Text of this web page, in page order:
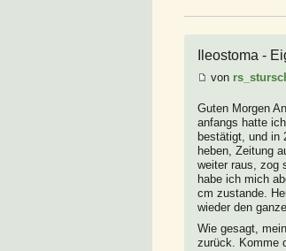
Ileostoma -
von
Guten Morgen
anfangs hatte
bestätigt, und in
heben, Zeitung
weiter raus, zog
habe ich mich
cm zustande.
wieder den
Wie gesagt,
zurück. Komme